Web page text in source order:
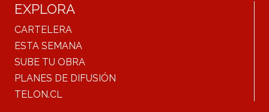
EXPLORA
CARTELERA
ESTA SEMANA
SUBE TU OBRA
PLANES DE DIFUSIÓN
TELON.CL